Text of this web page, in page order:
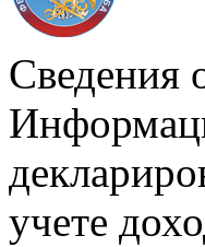
Сведения
учете